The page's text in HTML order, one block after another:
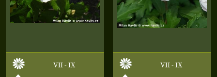
VII - IX
VII - IX